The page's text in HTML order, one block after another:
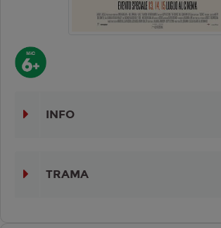
INFO
TRAMA